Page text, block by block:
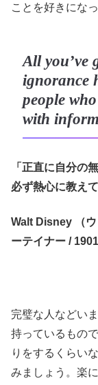
ことを好きにな
All you’ve
ignorance
people
with
「正直に自分の
必ず熱心に教え
Walt Disney （
ーテイナー /
完璧な人などい
持っているもの
りをするくらい
みましょう。楽